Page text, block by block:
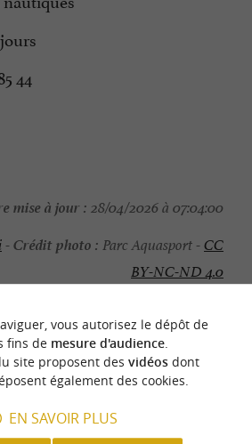
44
mise à jour : 28/04/2026 à 07:04:00
-Crédit photo : Parc Aquasport -CC
BY-NC-ND 4.0
TESTÉPOUR VOUS
vous autorisez le dépôt de
fins de mesure d'audience.
site proposent des vidéosdont
également des cookies.
EN SAVOIR PLUS